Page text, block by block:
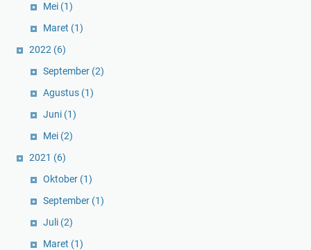
Mei (1)
Maret (1)
2022 (6)
September (2)
Agustus (1)
Juni (1)
Mei (2)
2021 (6)
Oktober (1)
September (1)
Juli (2)
Maret (1)